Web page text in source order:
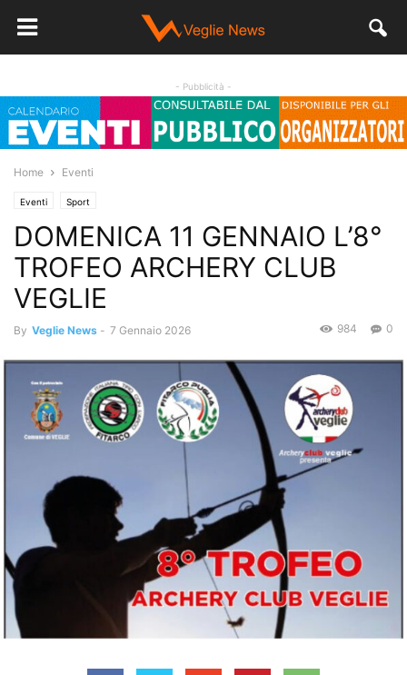
- Pubblicità -
Home Eventi
Eventi Sport
DOMENICA 11 GENNAIO L’8°
TROFEO ARCHERY CLUB
VEGLIE
By Veglie News - 7 Gennaio 2026 0
984